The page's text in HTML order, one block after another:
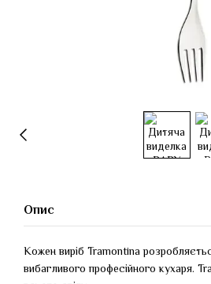
Опис
Кожен виріб Tramontina
вибагливого професійного кухаря.